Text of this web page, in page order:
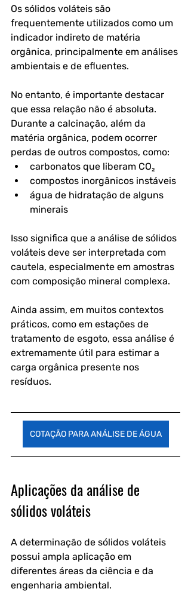
Os sólidos voláteis são
frequentemente utilizados como um
indicador indireto de matéria
orgânica, principalmente em análises
ambientais e de efluentes.
No entanto, é importante destacar
que essa relação não é absoluta.
Durante a calcinação, além da
matéria orgânica, podem ocorrer
perdas de outros compostos, como:
carbonatos que liberam CO₂
compostos inorgânicos instáveis
água de hidratação de alguns
minerais
Isso significa que a análise de sólidos
voláteis deve ser interpretada com
cautela, especialmente em amostras
com composição mineral complexa.
Ainda assim, em muitos contextos
práticos, como em estações de
tratamento de esgoto, essa análise é
extremamente útil para estimar a
carga orgânica presente nos
resíduos.
COTAÇÃO PARA ANÁLISE DE ÁGUA
Aplicações da análise de
sólidos voláteis
A determinação de sólidos voláteis
possui ampla aplicação em
diferentes áreas da ciência e da
engenharia ambiental.